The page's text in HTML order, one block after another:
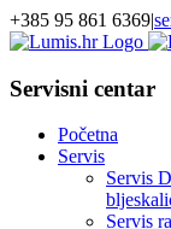
Skip
to
+385 95 861 6369|
Servisni centar
Početna
Servis
Servis
Servis